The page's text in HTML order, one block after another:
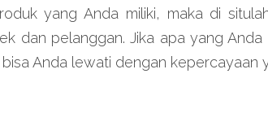
yang Anda miliki, maka di
dan pelanggan. Jika apa yang Anda
Anda lewati dengan kepercayaan